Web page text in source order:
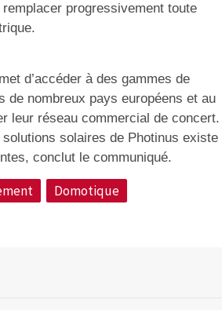
progressivement toute
d’accéder à des gammes de
de nombreux pays européens et au
leur réseau commercial de concert.
solaires de Photinus existe
conclut le communiqué.
Domotique